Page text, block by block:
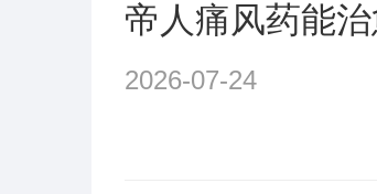
帝人痛风药能
2026-07-24